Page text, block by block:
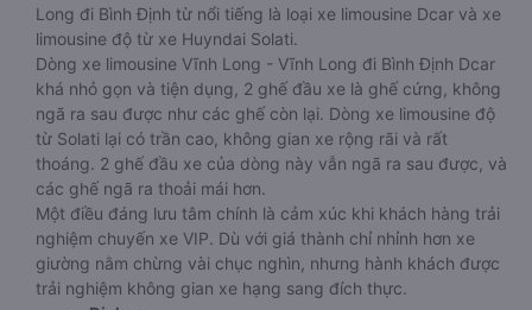
Long đi Bình Định từ nổi tiếng là loại xe limousine Dcar và xe
limousine độ từ xe Huyndai Solati.
Dòng xe limousine Vĩnh Long - Vĩnh Long đi Bình Định Dcar
khá nhỏ gọn và tiện dụng, 2 ghế đầu xe là ghế cứng, không
ngã ra sau được như các ghế còn lại. Dòng xe limousine độ
từ Solati lại có trần cao, không gian xe rộng rãi và rất
thoáng. 2 ghế đầu xe của dòng này vẫn ngã ra sau được, và
các ghế ngã ra thoải mái hơn.
Một điều đáng lưu tâm chính là cảm xúc khi khách hàng trải
nghiệm chuyến xe VIP. Dù với giá thành chỉ nhỉnh hơn xe
giường nằm chừng vài chục nghìn, nhưng hành khách được
trải nghiệm không gian xe hạng sang đích thực.